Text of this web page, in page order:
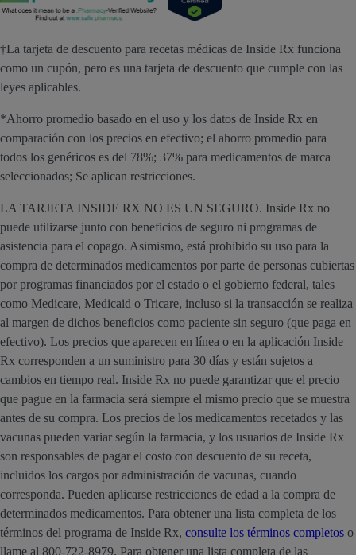
†La tarjeta de descuento para recetas médicas de Inside Rx funciona
como un cupón, pero es una tarjeta de descuento que cumple con las
leyes aplicables.
*Ahorro promedio basado en el uso y los datos de Inside Rx en
comparación con los precios en efectivo; el ahorro promedio para
todos los genéricos es del 78%; 37% para medicamentos de marca
seleccionados; Se aplican restricciones.
LA TARJETA INSIDE RX NO ES UN SEGURO. Inside Rx no
puede utilizarse junto con beneficios de seguro ni programas de
asistencia para el copago. Asimismo, está prohibido su uso para la
compra de determinados medicamentos por parte de personas cubiertas
por programas financiados por el estado o el gobierno federal, tales
como Medicare, Medicaid o Tricare, incluso si la transacción se realiza
al margen de dichos beneficios como paciente sin seguro (que paga en
efectivo). Los precios que aparecen en línea o en la aplicación Inside
Rx corresponden a un suministro para 30 días y están sujetos a
cambios en tiempo real. Inside Rx no puede garantizar que el precio
que pague en la farmacia será siempre el mismo precio que se muestra
antes de su compra. Los precios de los medicamentos recetados y las
vacunas pueden variar según la farmacia, y los usuarios de Inside Rx
son responsables de pagar el costo con descuento de su receta,
incluidos los cargos por administración de vacunas, cuando
corresponda. Pueden aplicarse restricciones de edad a la compra de
determinados medicamentos. Para obtener una lista completa de los
términos del programa de Inside Rx, consulte los términos completos o
llame al 800-722-8979. Para obtener una lista completa de las